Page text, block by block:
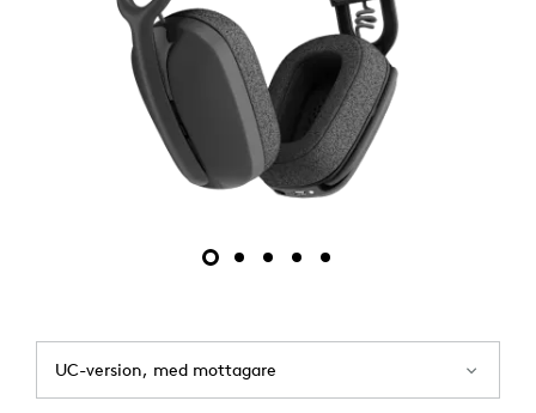
UC-version, med mottagare